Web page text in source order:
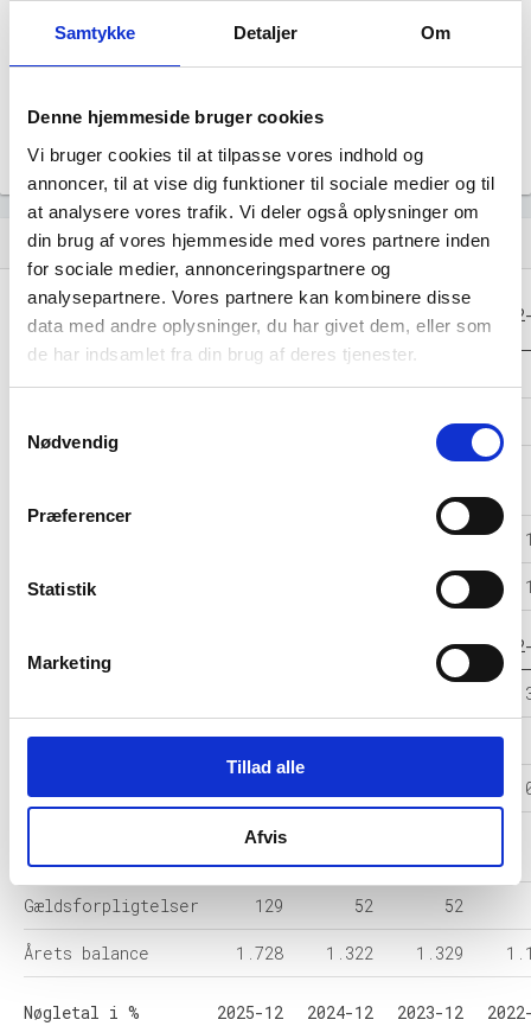
Samtykke Detaljer Om
Denne hjemmeside bruger cookies
Vi bruger cookies til at tilpasse vores indhold og
annoncer, til at vise dig funktioner til sociale medier og til
at analysere vores trafik. Vi deler også oplysninger om
din brug af vores hjemmeside med vores partnere inden
for sociale medier, annonceringspartnere og
analysepartnere. Vores partnere kan kombinere disse
data med andre oplysninger, du har givet dem, eller som
de har indsamlet fra din brug af deres tjenester.
Nødvendig
Præferencer
Statistik
Marketing
Tillad alle
Afvis
assignment Regnskaber
Resultat i 1000
DKK
2025-12 2024-12 2023-12
-
208
Årets Resultat 208
2023-12
Omsætningsaktiver 882 1.148 994
Egenkapital
forpligtelser
-
Gældsforpligtelser 129 52 52
Årets balance 1.728 1.322 1.329
Nøgletal i % 2025-12 2024-12 2023-12